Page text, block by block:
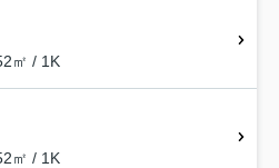
㎡ / 1K
㎡ / 1K